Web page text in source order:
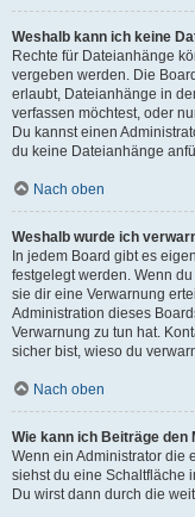
Weshalb kann ich keine
Rechte für Dateianhänge
vergeben werden. Die
erlaubt, Dateianhänge in
verfassen möchtest, oder
Du kannst einen
du keine Dateianhänge
Nach oben
Weshalb wurde ich
In jedem Board gibt es
festgelegt werden. Wenn
sie dir eine Verwarnung
Administration dieses
Verwarnung zu tun hat.
sicher bist, wieso du
Nach oben
Wie kann ich Beiträge den
Wenn ein Administrator die
siehst du eine Schaltfläche
Du wirst dann durch die